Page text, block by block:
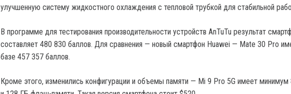
улучшенную систему жидкостного охлаждения с тепловой трубкой для стабильной
В программе для тестирования производительности устройств AnTuTu результат
составляет 480 830 баллов. Для сравнения — новый смартфон Huawei — Mate 30 Pro
базе 457 357 баллов.
Кроме этого, изменились конфигурации и объемы памяти — Mi 9 Pro 5G имеет